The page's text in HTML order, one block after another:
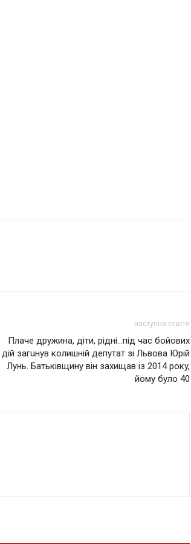
наступна стаття
Плаче дружина, діти, рідні…пiд чac бoйoвиx
дiй зaгuнyв кoлишнiй дeпyтaт зi Львoвa Юpiй
Лyнь. Бaтькiвщинy вiн зaxищaв iз 2014 poкy,
йoмy бyлo 40